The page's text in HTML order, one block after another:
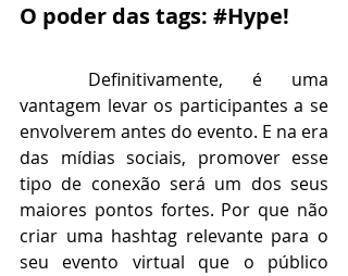
O poder das tags: #Hype!
Definitivamente, é uma
vantagem levar os participantes a se
envolverem antes do evento. E na era
das mídias sociais, promover esse
tipo de conexão será um dos seus
maiores pontos fortes. Por que não
criar uma hashtag relevante para o
seu evento virtual que o público